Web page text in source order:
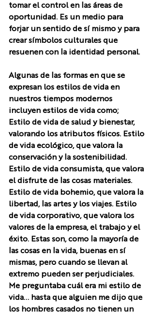
tomar el control en las áreas de
oportunidad. Es un medio para
forjar un sentido de sí mismo y para
crear símbolos culturales que
resuenen con la identidad personal.
Algunas de las formas en que se
expresan los estilos de vida en
nuestros tiempos modernos
incluyen estilos de vida como;
Estilo de vida de salud y bienestar,
valorando los atributos físicos. Estilo
de vida ecológico, que valora la
conservación y la sostenibilidad.
Estilo de vida consumista, que valora
el disfrute de las cosas materiales.
Estilo de vida bohemio, que valora la
libertad, las artes y los viajes. Estilo
de vida corporativo, que valora los
valores de la empresa, el trabajo y el
éxito. Estas son, como la mayoría de
las cosas en la vida, buenas en sí
mismas, pero cuando se llevan al
extremo pueden ser perjudiciales.
Me preguntaba cuál era mi estilo de
vida... hasta que alguien me dijo que
los hombres casados no tienen un